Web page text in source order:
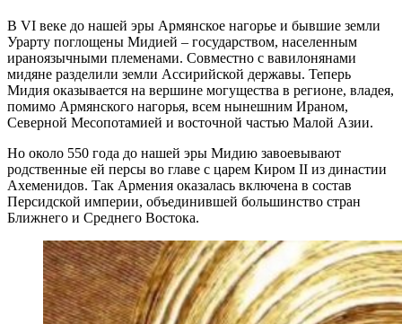
В VI веке до нашей эры Армянское нагорье и бывшие земли
Урарту поглощены Мидией – государством, населенным
ираноязычными племенами. Совместно с вавилонянами
мидяне разделили земли Ассирийской державы. Теперь
Мидия оказывается на вершине могущества в регионе, владея,
помимо Армянского нагорья, всем нынешним Ираном,
Северной Месопотамией и восточной частью Малой Азии.
Но около 550 года до нашей эры Мидию завоевывают
родственные ей персы во главе с царем Киром II из династии
Ахеменидов. Так Армения оказалась включена в состав
Персидской империи, объединившей большинство стран
Ближнего и Среднего Востока.